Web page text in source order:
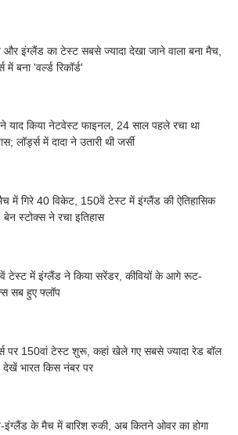
और इंग्लैंड का टेस्ट सबसे ज्यादा देखा जाने वाला बना मैच,
में बना 'वर्ल्ड रिकॉर्ड'
याद किया नेटवेस्ट फाइनल, 24 साल पहले रचा था
लॉर्ड्स में दादा ने उतारी थी जर्सी
में गिरे 40 विकेट, 150वें टेस्ट में इंग्लैंड की ऐतिहासिक
बेन स्टोक्स ने रचा इतिहास
टेस्ट में इंग्लैंड ने किया सरेंडर, कीवियों के आगे रूट-
सब हुए फ्लॉप
पर 150वां टेस्ट शुरू, कहां खेले गए सबसे ज्यादा रेड बॉल
भारत किस नंबर पर
इंग्लैंड के मैच में बारिश रुकी, अब कितने ओवर का होगा